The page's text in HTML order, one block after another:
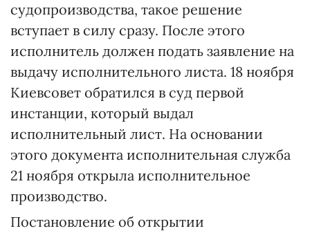
судопроизводства, такое решение
вступает в силу сразу. После этого
исполнитель должен подать заявление на
выдачу исполнительного листа. 18 ноября
Киевсовет обратился в суд первой
инстанции, который выдал
исполнительный лист. На основании
этого документа исполнительная служба
21 ноября открыла исполнительное
производство.
Постановление об открытии